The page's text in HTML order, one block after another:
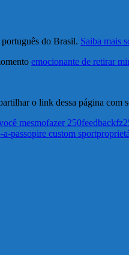
do Brasil. Saiba mais
emocionante de retirar
o link dessa página com
mesmofazer 250feedback
a-passopire custom sport